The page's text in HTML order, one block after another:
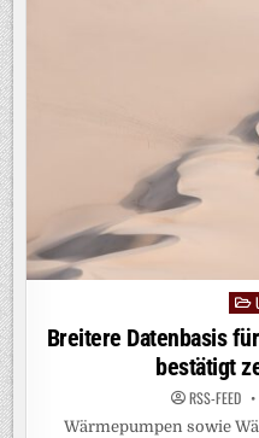
in
Breitere Datenbasis
bestätigt
RSS-FEED
Wärmepumpen sowie